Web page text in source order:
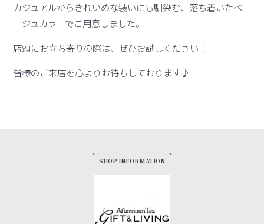
カジュアルからきれいめな装いにも馴染む、落ち着いたベ
ージュカラーでご用意しました。
店頭にお立ち寄りの際は、ぜひお試しください！
皆様のご来店を心よりお待ちしております♪
SHOP INFORMATION